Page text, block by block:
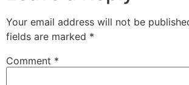
Your email address will not be
fields are marked *
Comment *